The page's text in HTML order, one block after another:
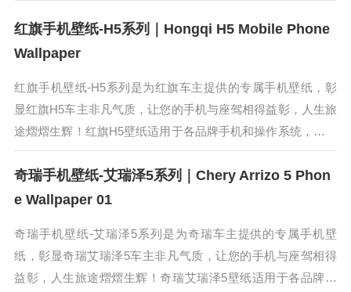
红旗手机壁纸-H5系列｜Hongqi H5 Mobile Phone
Wallpaper
红旗手机壁纸-H5系列是为红旗车主提供的专属手机壁纸，彰
显红旗H5车主非凡气质，让您的手机与座驾相得益彰，人生旅
途熠熠生辉！红旗H5壁纸适用于各品牌手机和操作系统，保存
高清原图在手机相册，即可直接使用。红旗H5基本延续红旗B-
Concept...
奇瑞手机壁纸-艾瑞泽5系列｜Chery Arrizo 5 Phon
e Wallpaper 01
奇瑞手机壁纸-艾瑞泽5系列是为奇瑞车主提供的专属手机壁
纸，彰显奇瑞艾瑞泽5车主非凡气质，让您的手机与座驾相得
益彰，人生旅途熠熠生辉！奇瑞艾瑞泽5壁纸适用于各品牌手